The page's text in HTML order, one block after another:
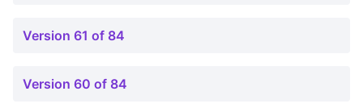
Version 61 of 84
Version 60 of 84